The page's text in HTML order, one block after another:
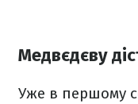
Медвєдєву
Уже в першому